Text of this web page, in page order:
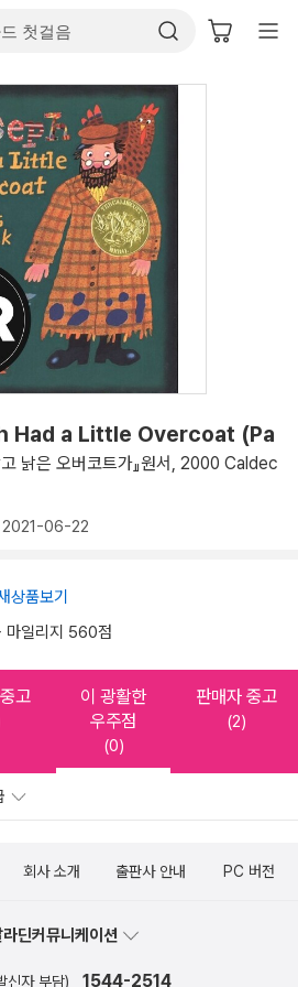
Had a Little Overcoat (Pa
고 낡은 오버코트가』원서, 2000 Caldec
2021-06-22
상품보기
마일리지 560점
고
이 광활한
우주점
(0)
판매자 중고
(2)
회사 소개 출판사 안내 PC 버전
딘커뮤니케이션
신자 부담) 1544-2514